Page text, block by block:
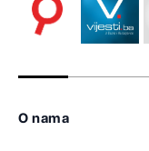
O nama